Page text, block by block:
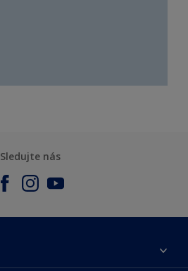
Sledujte nás